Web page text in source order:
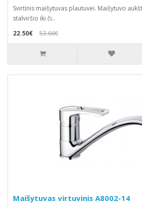
Svirtinis maišytuvas plautuvei. Maišytuvo
stalviršio iki či..
22.50€
53.66€
Maišytuvas virtuvinis A8002-14